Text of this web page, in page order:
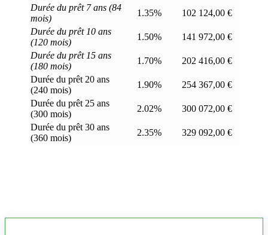
Durée du prêt 7 ans (84
mois)
1.35%
102 124,00 €
Durée du prêt 10 ans
(120 mois)
1.50%
141 972,00 €
Durée du prêt 15 ans
(180 mois)
1.70%
202 416,00 €
Durée du prêt 20 ans
(240 mois)
1.90%
254 367,00 €
Durée du prêt 25 ans
(300 mois)
2.02%
300 072,00 €
Durée du prêt 30 ans
(360 mois)
2.35% 329 092,00 €